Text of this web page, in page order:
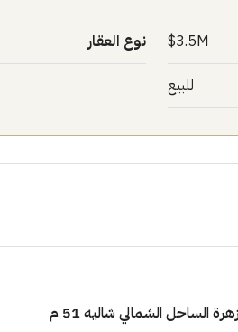
3.5M$ نوع العقار
للبيع
الساحل الشمالي شاليه 51 م
ابراج زيد الشيخ زايد 10 % و قسط 6